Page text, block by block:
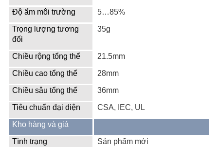
Độ ẩm môi trường 5…85%
Trọng lượng tương
đối
35g
Chiều rộng tổng thể 21.5mm
Chiều cao tổng thể 28mm
Chiều sâu tổng thể 36mm
Tiêu chuẩn đại diện CSA, IEC, UL
Kho hàng và giá
Tình trạng Sản phẩm mới